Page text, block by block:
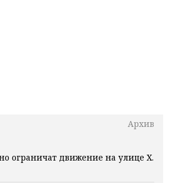
Архив
ограничат движение на улице Х.